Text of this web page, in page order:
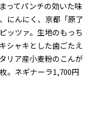
ってパンチの効いた味
にんにく、京都「原了
ッツァ。生地のもっち
シャキとした歯ごたえ
リア産小麦粉のこんが
。ネギナーラ1,700円